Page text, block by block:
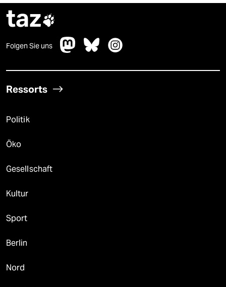
taz
Folgen Sie uns
Ressorts
Politik
Öko
Gesellschaft
Kultur
Sport
Berlin
Nord